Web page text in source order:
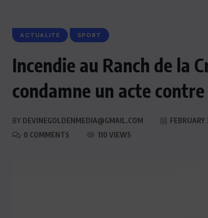
ACTUALITE SPORT
Incendie au Ranch de la
condamne un acte
BY DEVINEGOLDENMEDIA@GMAIL.COM
0 COMMENTS
110 VIEWS